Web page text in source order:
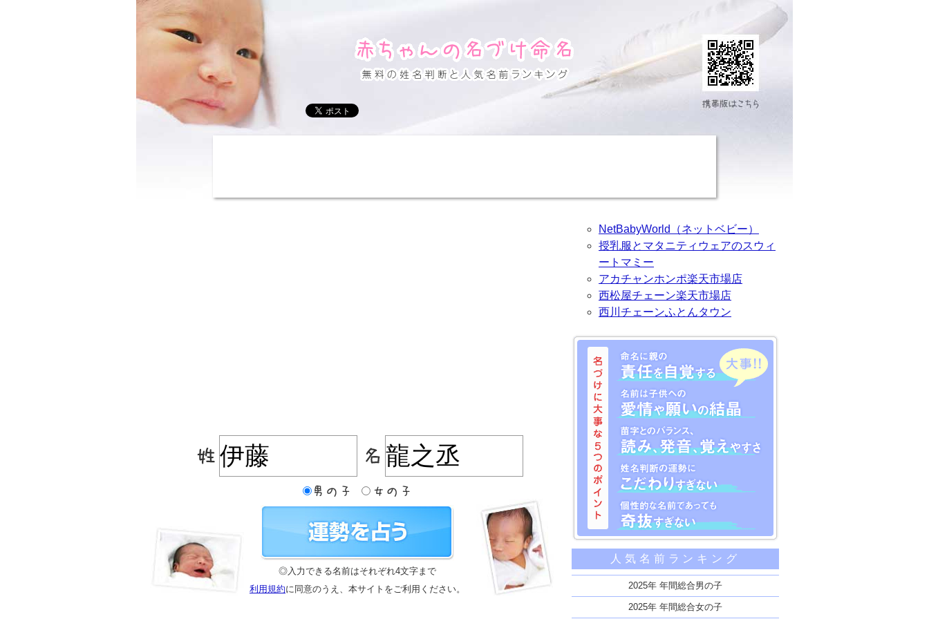
◎入力できる名前はそれぞれ4文字まで
利用規約に同意のうえ、本サイトをご利用ください。
NetBabyWorld（ネットベビー）
授乳服とマタニティウェアのスウィ
ートマミー
アカチャンホンポ楽天市場店
西松屋チェーン楽天市場店
西川チェーンふとんタウン
名づけに大事な5つのポイント
命名に親の責任を自覚する
名前は子供への愛情や願いの結晶
苗字とのバランス、読み、発音、覚えやすさ
姓名判断の運勢にこだわりすぎない
人気名前ランキング
2025年 年間総合男の子
2025年 年間総合女の子